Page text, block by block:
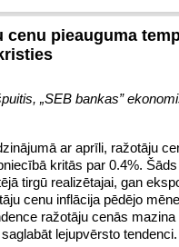
cenu pieauguma
„SEB bankas”
ar aprīli, ražotāju
kritās par 0.4%.
tirgū realizētajai, gan
cenu inflācija pēdējo
ražotāju cenās mazina
lejupvērsto tendenci.